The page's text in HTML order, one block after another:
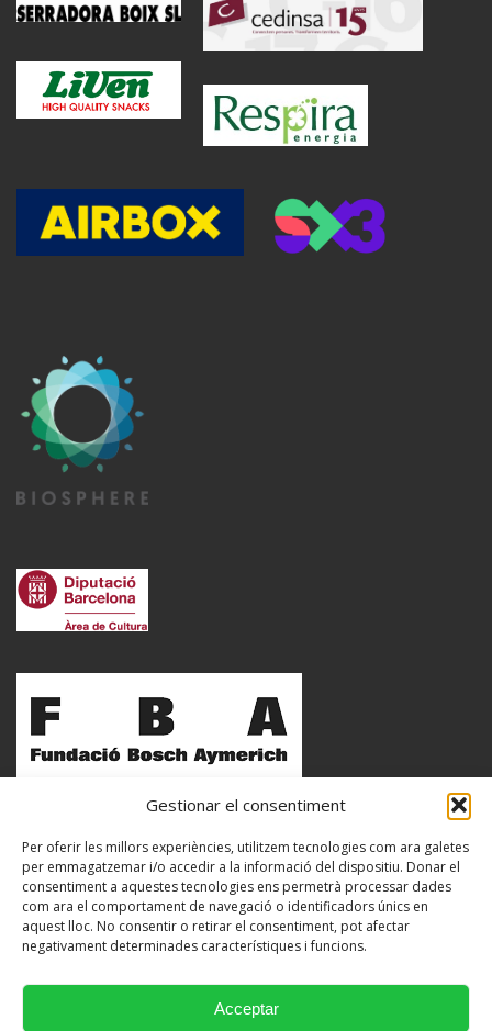
Gestionar el consentiment
Per oferir les millors experiències, utilitzem tecnologies com ara galetes
per emmagatzemar i/o accedir a la informació del dispositiu. Donar el
consentiment a aquestes tecnologies ens permetrà processar dades
com ara el comportament de navegació o identificadors únics en
aquest lloc. No consentir o retirar el consentiment, pot afectar
negativament determinades característiques i funcions.
Acceptar